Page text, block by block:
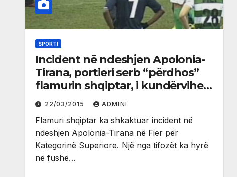
SPORTI
Incident në ndeshjen Apolonia-
Tirana, portieri serb “përdhos”
flamurin shqiptar, i kundërvihen
bashkëlojtaret (video)
22/03/2015 ADMINI
Flamuri shqiptar ka shkaktuar incident në
ndeshjen Apolonia-Tirana në Fier për
Kategorinë Superiore. Një nga tifozët ka hyrë
në fushë…